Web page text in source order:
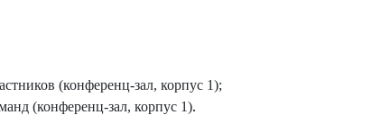
(конференц-зал, корпус 1);
(конференц-зал, корпус 1).